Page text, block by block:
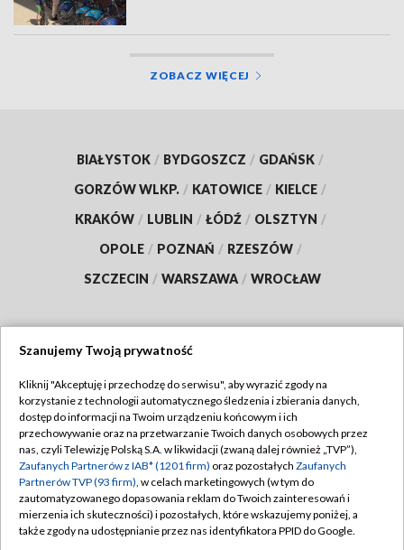
ZOBACZ WIĘCEJ
BIAŁYSTOK / BYDGOSZCZ / GDAŃSK /
GORZÓW WLKP. / KATOWICE / KIELCE /
KRAKÓW / LUBLIN / ŁÓDŹ / OLSZTYN /
OPOLE / POZNAŃ / RZESZÓW /
SZCZECIN / WARSZAWA / WROCŁAW
TVP
Abonament TVP
Emisja w TVP
Centrum informacji TVP
Naziemna Telewizja Cyfrowa
Regulamin TVP
Polityka prywatności
Moje zgody
Pomoc
Szanujemy Twoją prywatność
Kliknij "Akceptuję i przechodzę do serwisu", aby wyrazić zgody na
korzystanie z technologii automatycznego śledzenia i zbierania danych,
dostęp do informacji na Twoim urządzeniu końcowym i ich
przechowywanie oraz na przetwarzanie Twoich danych osobowych przez
nas, czyli Telewizję Polską S.A. w likwidacji (zwaną dalej również „TVP”),
Zaufanych Partnerów z IAB* (1201 firm) oraz pozostałych Zaufanych
Partnerów TVP (93 firm), w celach marketingowych (w tym do
zautomatyzowanego dopasowania reklam do Twoich zainteresowań i
mierzenia ich skuteczności) i pozostałych, które wskazujemy poniżej, a
także zgody na udostępnianie przez nas identyfikatora PPID do Google.